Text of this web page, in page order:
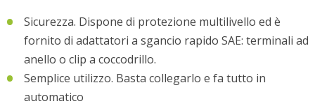
Sicurezza. Dispone di protezione multilivello ed è
fornito di adattatori a sgancio rapido SAE: terminali ad
anello o clip a coccodrillo.
Semplice utilizzo. Basta collegarlo e fa tutto in
automatico